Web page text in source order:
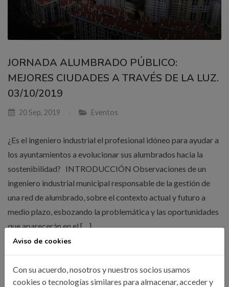
JORNADA ALUMBRADO PÚBLICO:
MEJORES CIUDADES A TRAVÉS DE LA LUZ.
03/10/2019
20 Sep, 2019 Eventos
¿Es el ingeniero industrial el profesional idóneo para ayudar a
los ayuntamientos a evolucionar sus alumbrados hacia la
sostenibilidad? INTRODUCCIÓN Observaciones de un
ingeniero industrial municipal responsable de la gestión de
una red de alumbrado, sobre el contexto actual y futuro a
medio plazo, esbozando la problemática y las oportunidades
que aparecerán en el […]
Aviso de cookies
Con su acuerdo, nosotros y nuestros socios usamos
cookies o tecnologías similares para almacenar, acceder y